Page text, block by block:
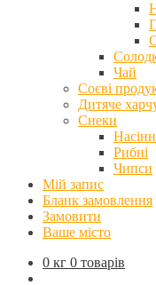
Чай
Соєві
Дитяче
Снеки
Рибні
Чипси
Мій запис
Бланк замовлення
Замовити
Ваше місто
0 кг 0 товарів